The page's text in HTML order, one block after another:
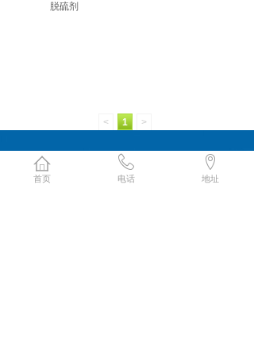
脱硫剂
< 1 >
185-0641-2789 在线留言
首页 电话 地址